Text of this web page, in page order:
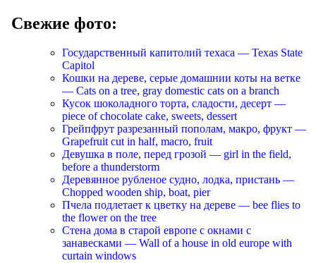
Свежие фото:
Государственный капитолий техаса — Texas State
Capitol
Кошки на дереве, серые домашнии коты на ветке
— Cats on a tree, gray domestic cats on a branch
Кусок шоколадного торта, сладости, десерт —
piece of chocolate cake, sweets, dessert
Грейпфрут разрезанный пополам, макро, фрукт —
Grapefruit cut in half, macro, fruit
Девушка в поле, перед грозой — girl in the field,
before a thunderstorm
Деревянное рубленое судно, лодка, пристань —
Chopped wooden ship, boat, pier
Пчела подлетает к цветку на дереве — bee flies to
the flower on the tree
Стена дома в старой европе с окнами с
занавесками — Wall of a house in old europe with
curtain windows